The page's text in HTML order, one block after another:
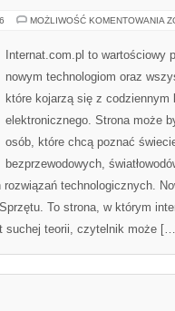
MOŻLIWOŚĆ KOMENTOWANIA
Internat.com.pl to wartościowy
nowym technologiom oraz
które kojarzą się z
elektronicznego. Strona może
osób, które chcą poznać
bezprzewodowych,
technologicznych.
To strona, w którym
suchej teorii, czytelnik może